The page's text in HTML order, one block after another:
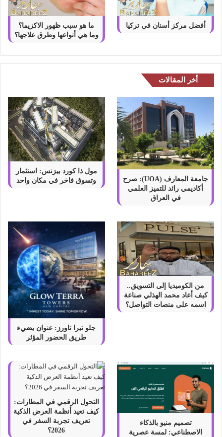
أفضل مركز أسنان في تركيا
ما هو سبب ظهور الاكزيما؟
وما هي أنواعها وطرق علاجها؟
أخر المقالات
جامعة المعارف (UOA): صرح
أكاديمي رائد للتميز العلمي
في العراق
مول ذا كورد بيزنس: استثمار
وتسوق فاخر في مكان واحد
من الكوميديا إلى التسويق..
كيف أعاد محمد الهذلي صناعة
اسمه على منصات التواصل؟
جلو تيرا تاورز: عنوان يضيء
طريق الحضور المؤثر
تصميم منيو بالذكاء
الاصطناعي: لمسة عصرية
التحول الرقمي في المطارات:
كيف تعيد أنظمة العرض الذكية
تعريف تجربة السفر في
2026؟